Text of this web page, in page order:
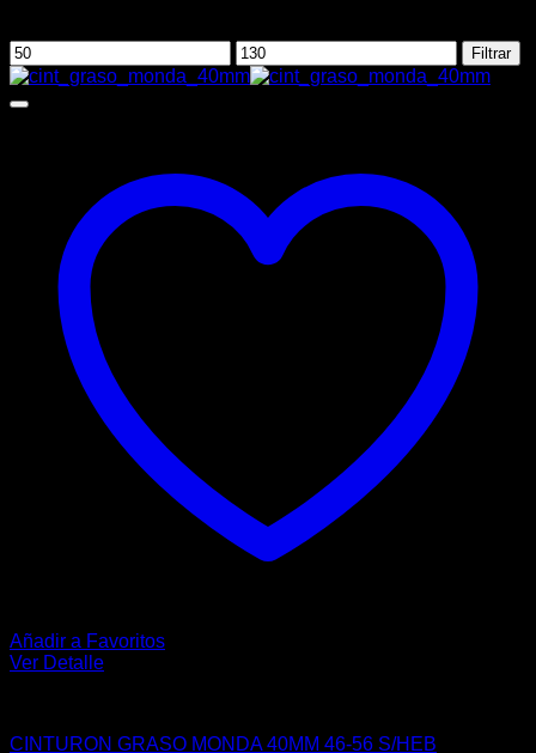
Precio
mínimo
Precio
máximo
Filtrar
Añadir a Favoritos
Ver Detalle
CINTURON GRASO MONDA 40MM 46-56 S/HEB